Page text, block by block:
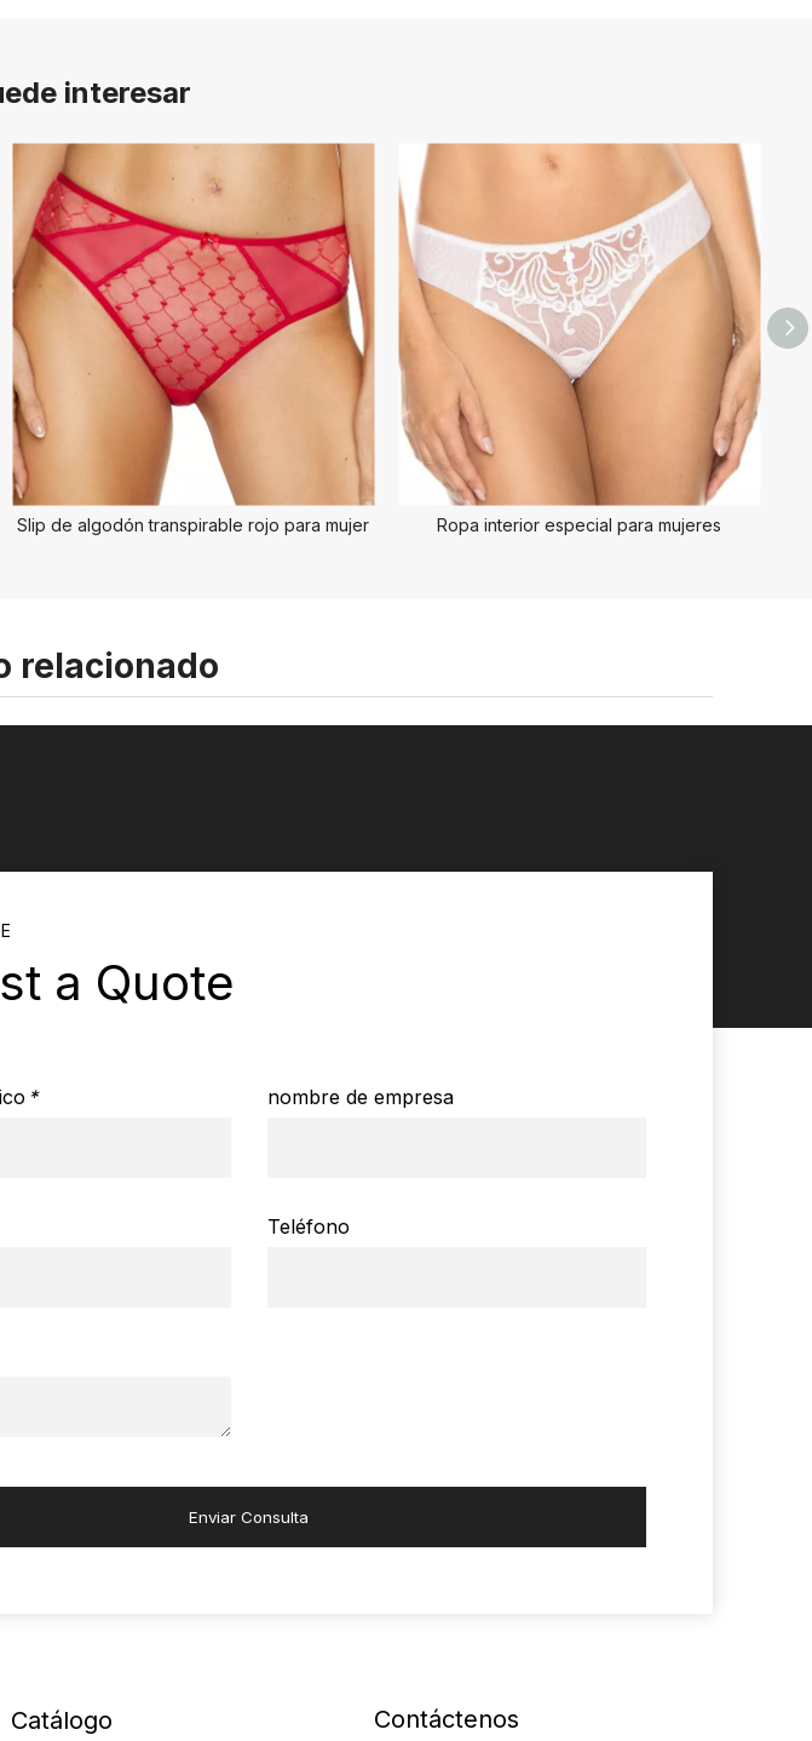
interesar
Slip de algodón transpirable rojo para mujer Ropa interior especial para mujeres
relacionado
a Quote
* nombre de empresa
Teléfono
Enviar Consulta
Catálogo Contáctenos